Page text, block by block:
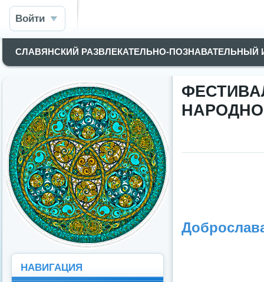
Войти
СЛАВЯНСКИЙ РАЗВЛЕКАТЕЛЬНО-
НАВИГАЦИЯ